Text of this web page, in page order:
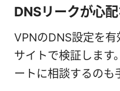
DNSリークが心
VPNのDNS設定を
サイトで検証します
ートに相談するのも